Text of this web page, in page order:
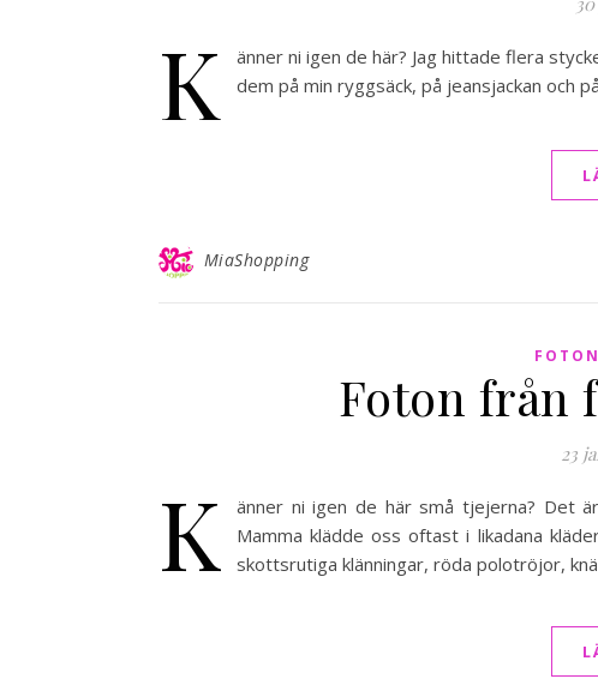
K
änner ni igen de här? Jag hittade flera
dem på min ryggsäck, på jeansjackan och
MiaShopping
Foton från
23
K
änner ni igen de här små tjejerna? Det
Mamma klädde oss oftast i likadana
skottsrutiga klänningar, röda polotröjor,